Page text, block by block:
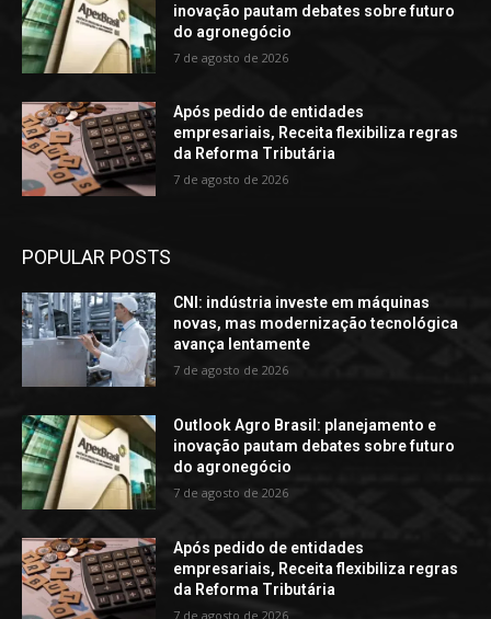
inovação pautam debates sobre futuro
do agronegócio
7 de agosto de 2026
Após pedido de entidades
empresariais, Receita flexibiliza regras
da Reforma Tributária
7 de agosto de 2026
POPULAR POSTS
CNI: indústria investe em máquinas
novas, mas modernização tecnológica
avança lentamente
7 de agosto de 2026
Outlook Agro Brasil: planejamento e
inovação pautam debates sobre futuro
do agronegócio
7 de agosto de 2026
Após pedido de entidades
empresariais, Receita flexibiliza regras
da Reforma Tributária
7 de agosto de 2026